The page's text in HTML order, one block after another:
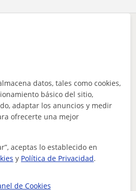
este perfil?
de Matemáticas en
que pueden
datos, tales como cookies,
básico del sitio,
adaptar los anuncios y medir
ofrecerte una mejor
aceptas lo establecido en
y Política de Privacidad.
de Cookies